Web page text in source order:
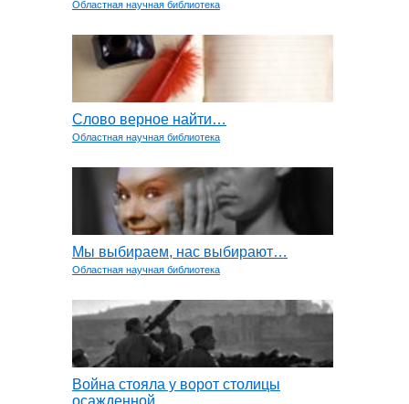
Областная научная библиотека
Слово верное найти…
Областная научная библиотека
Мы выбираем, нас выбирают…
Областная научная библиотека
Война стояла у ворот столицы
осажденной